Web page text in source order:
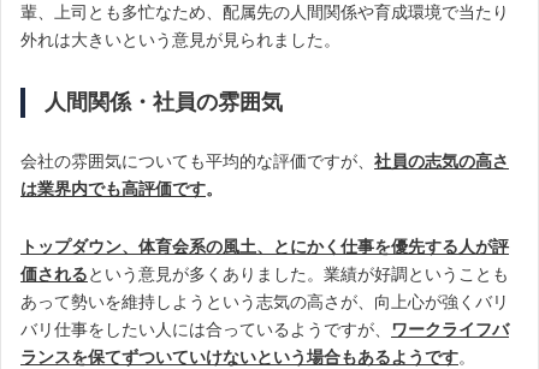
輩、上司とも多忙なため、配属先の人間関係や育成環境で当たり
外れは大きいという意見が見られました。
人間関係・社員の雰囲気
会社の雰囲気についても平均的な評価ですが、 社員の志気の高さ
は業界内でも高評価です。
トップダウン、体育会系の風土、とにかく仕事を優先する人が評
価されるという意見が多くありました。業績が好調ということも
あって勢いを維持しようという志気の高さが、向上心が強くバリ
バリ仕事をしたい人には合っているようですが、
ワークライフバ
ランスを保てずついていけないという場合もあるようです。